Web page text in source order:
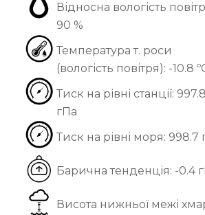
Відносна вологість
90 %
Температура т. роси
(вологість повітря): -10.8
Тиск на рівні станції: 997.8
гПа
Тиск на рівні моря: 998.7
Барична тенденція: -0.4
Висота нижньої межі